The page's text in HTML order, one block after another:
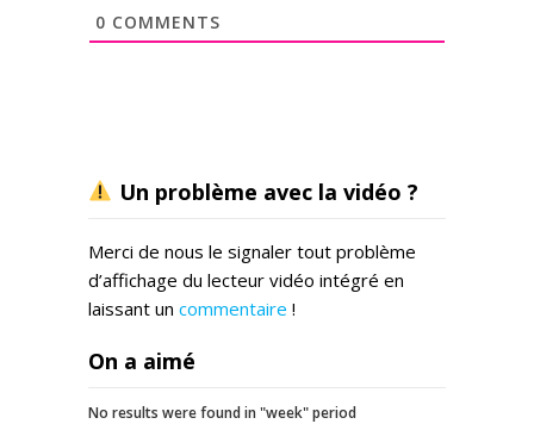
0 COMMENTS
Un problème avec la vidéo ?
Merci de nous le signaler tout problème
d’affichage du lecteur vidéo intégré en
laissant un commentaire !
On a aimé
No results were found in "week" period